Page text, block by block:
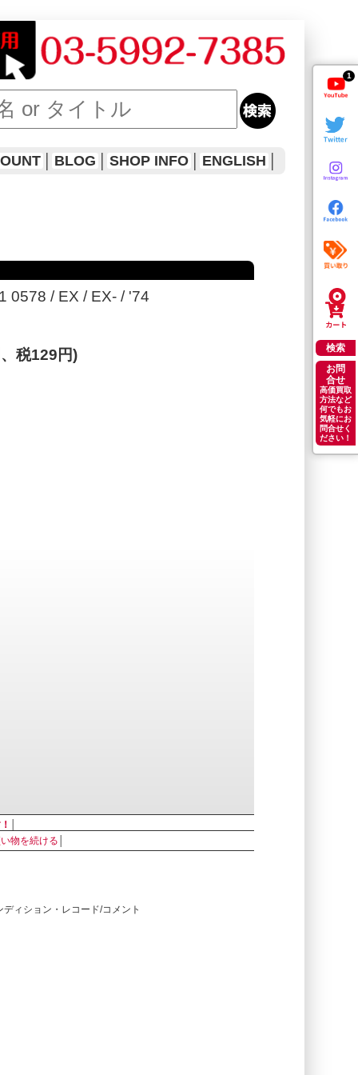
1
検索
お問
合せ
高価買取
方法など
何でもお
気軽にお
問合せく
ださい！
BLOG SHOP INFO ENGLISH
0578 / EX / EX- / '74
税129円)
物を続ける
ィション・レコード/コメント